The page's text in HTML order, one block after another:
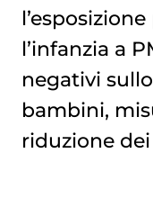
l’infanzia a
negativi
bambini,
riduzione